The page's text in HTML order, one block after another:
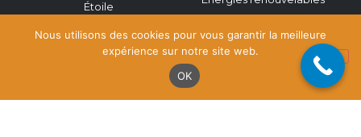
Étoile
Chauffage
Aides de l'État
Nous utilisons des cookies pour vous garantir la meilleure
expérience sur notre site web.
OK